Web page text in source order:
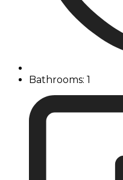
Bathrooms: 1